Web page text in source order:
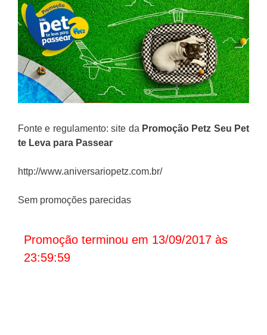
Fonte e regulamento: site da Promoção Petz Seu Pet
te Leva para Passear
http://www.aniversariopetz.com.br/
Sem promoções parecidas
Promoção terminou em 13/09/2017 às
23:59:59